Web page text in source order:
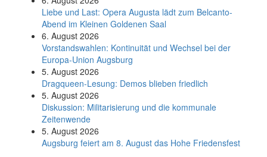
Liebe und Last: Opera Augusta lädt zum Belcanto-
Abend im Kleinen Goldenen Saal
6. August 2026
Vorstandswahlen: Kontinuität und Wechsel bei der
Europa-Union Augsburg
5. August 2026
Dragqueen-Lesung: Demos blieben friedlich
5. August 2026
Diskussion: Mi­li­ta­ri­sie­rung und die kommunale
Zeitenwende
5. August 2026
Augsburg feiert am 8. August das Hohe Friedensfest